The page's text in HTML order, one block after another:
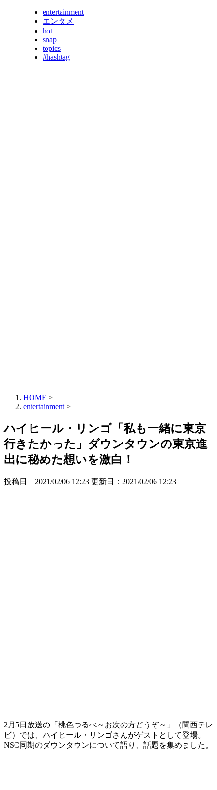
entertainment
エンタメ
hot
snap
topics
#hashtag
HOME >
entertainment >
ハイヒール・リンゴ「私も一緒に東京
行きたかった」ダウンタウンの東京進
出に秘めた想いを激白！
投稿日：2021/02/06 12:23 更新日： 2021/02/06 12:23
2月5日放送の「桃色つるべ～お次の方どうぞ～」（関西テレ
ビ）では、ハイヒール・リンゴさんがゲストとして登場。
NSC同期のダウンタウンについて語り、話題を集めました。